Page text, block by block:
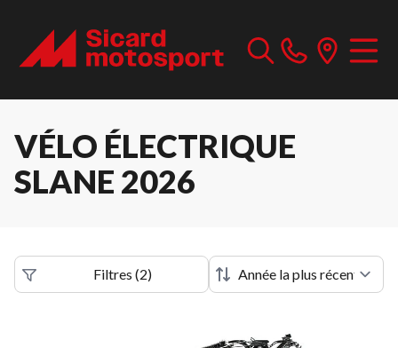
VÉLO ÉLECTRIQUE
SLANE 2026
Filtres (2)